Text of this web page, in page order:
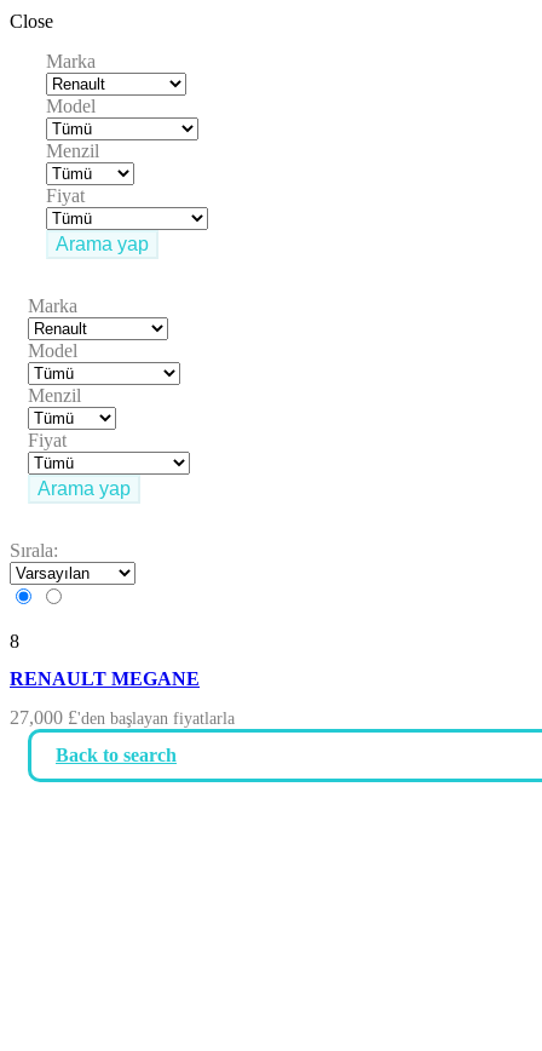
Close
Marka
Model
Menzil
Fiyat
Arama yap
Marka
Model
Menzil
Fiyat
Arama yap
Sırala:
8
RENAULT MEGANE
27,000 £'den başlayan fiyatlarla
Back to search